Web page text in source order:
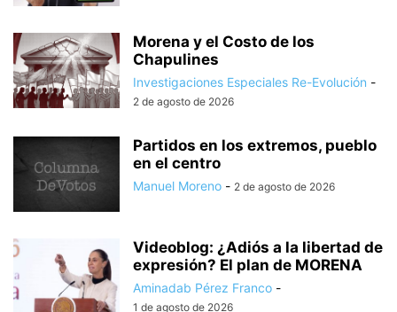
Morena y el Costo de los
Chapulines
Investigaciones Especiales Re-Evolución -
2 de agosto de 2026
Partidos en los extremos, pueblo
en el centro
Manuel Moreno - 2 de agosto de 2026
Videoblog: ¿Adiós a la libertad de
expresión? El plan de MORENA
Aminadab Pérez Franco -
1 de agosto de 2026